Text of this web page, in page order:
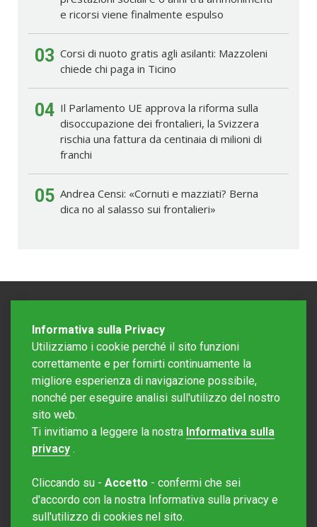
e ricorsi viene finalmente espulso
03 Corsi di nuoto gratis agli asilanti: Mazzoleni
chiede chi paga in Ticino
04 Il Parlamento UE approva la riforma sulla
disoccupazione dei frontalieri, la Svizzera
rischia una fattura da centinaia di milioni di
franchi
05 Andrea Censi: «Cornuti e mazziati? Berna
dica no al salasso sui frontalieri»
Editore Rotostampa SA
Sito creato daRedesign
Informativa sulla Privacy
Utilizziamo i cookie perché il sito funzioni
correttamente e per fornirti continuamente la
migliore esperienza di navigazione possibile,
nonché per eseguire analisi sull'utilizzo del nostro
sito web.
Ti invitiamo a leggere la nostra Informativa sulla
privacy .
Cliccando su - Accetto - confermi che sei
d'accordo con la nostra Informativa sulla privacy e
sull'utilizzo di cookies nel sito.